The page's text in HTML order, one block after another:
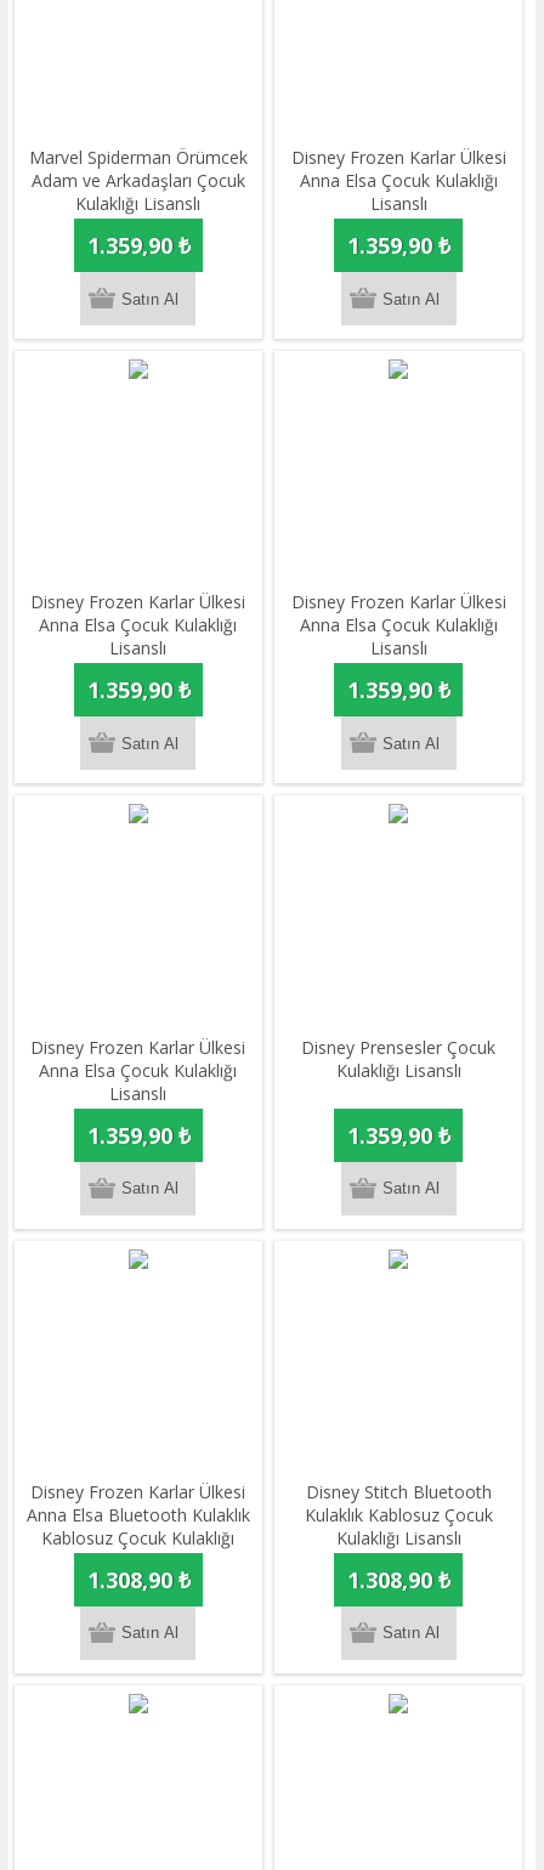
Marvel Spiderman Örümcek
Adam ve Arkadaşları Çocuk
Kulaklığı Lisanslı
1.359,90 ₺
Disney Frozen Karlar Ülkesi
Anna Elsa Çocuk Kulaklığı
Lisanslı
1.359,90 ₺
Disney Frozen Karlar Ülkesi
Anna Elsa Çocuk Kulaklığı
Lisanslı
1.359,90 ₺
Disney Frozen Karlar Ülkesi
Anna Elsa Çocuk Kulaklığı
Lisanslı
1.359,90 ₺
Disney Frozen Karlar Ülkesi
Anna Elsa Çocuk Kulaklığı
Lisanslı
1.359,90 ₺
Disney Prensesler Çocuk
Kulaklığı Lisanslı
1.359,90 ₺
Disney Frozen Karlar Ülkesi
Anna Elsa Bluetooth Kulaklık
Kablosuz Çocuk Kulaklığı
Lisanslı
1.308,90 ₺
Disney Stitch Bluetooth
Kulaklık Kablosuz Çocuk
Kulaklığı Lisanslı
1.308,90 ₺